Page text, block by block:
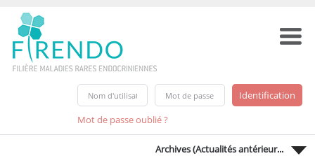
Mot de passe oublié ?
Archives (Actualités antérieur...